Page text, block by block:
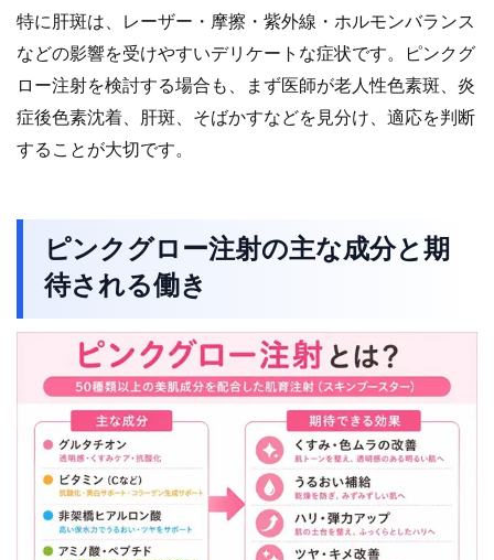
特に肝斑は、レーザー・摩擦・紫外線・ホルモンバランス
などの影響を受けやすいデリケートな症状です。ピンクグ
ロー注射を検討する場合も、まず医師が老人性色素斑、炎
症後色素沈着、肝斑、そばかすなどを見分け、適応を判断
することが大切です。
ピンクグロー注射の主な成分と期
待される働き